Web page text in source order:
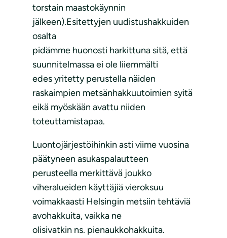
torstain maastokäynnin
jälkeen).Esitettyjen uudistushakkuiden
osalta
pidämme huonosti harkittuna sitä, että
suunnitelmassa ei ole liiemmälti
edes yritetty perustella näiden
raskaimpien metsänhakkuutoimien syitä
eikä myöskään avattu niiden
toteuttamistapaa.
Luontojärjestöihinkin asti viime vuosina
päätyneen asukaspalautteen
perusteella merkittävä joukko
viheralueiden käyttäjiä vieroksuu
voimakkaasti Helsingin metsiin tehtäviä
avohakkuita, vaikka ne
olisivatkin ns. pienaukkohakkuita.